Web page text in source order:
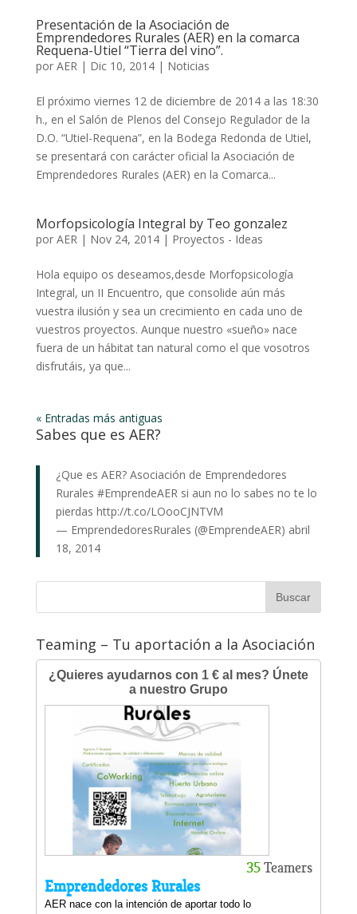
Presentación de la Asociación de
Emprendedores Rurales (AER) en la comarca
Requena-Utiel “Tierra del vino”.
por AER| Dic 10, 2014| Noticias
El próximo viernes 12 de diciembre de 2014 a las 18:30
h., en el Salón de Plenos del Consejo Regulador de la
D.O. “Utiel-Requena”, en la Bodega Redonda de Utiel,
se presentará con carácter oficial la Asociación de
Emprendedores Rurales (AER) en la Comarca...
Morfopsicología Integral by Teo gonzalez
por AER| Nov 24, 2014| Proyectos - Ideas
Hola equipo os deseamos,desde Morfopsicología
Integral, un II Encuentro, que consolide aún más
vuestra ilusión y sea un crecimiento en cada uno de
vuestros proyectos. Aunque nuestro «sueño» nace
fuera de un hábitat tan natural como el que vosotros
disfrutáis, ya que...
« Entradas más antiguas
Sabes que es AER?
¿Que es AER? Asociación de Emprendedores
Rurales #EmprendeAERsi aun no lo sabes no te lo
pierdas http://t.co/LOooCJNTVM
— EmprendedoresRurales (@EmprendeAER) abril
18, 2014
Teaming – Tu aportación a la Asociación